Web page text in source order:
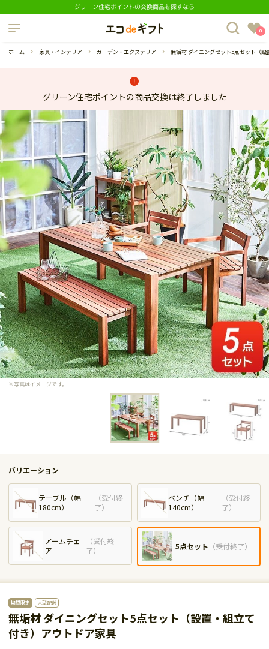
グリーン住宅ポイントの交換商品を探すなら
制度について
よくあるご質問 0
ダイニングセット
ホーム 家具・インテリア ガーデン・エクステリア 無垢材 ダイニングセット5点セット（
グリーン住宅ポイントの商品交換は終了しました
※写真はイメージです。
バリエーション
テーブル（幅
180cm）
（受付終
了）
ベンチ（幅
140cm）
（受付終
了）
アームチェ
ア
（受付終
了） 5点セット （受付終了）
期間限定 大型配送
無垢材 ダイニングセット5点セット（設置・組立て
付き）アウトドア家具